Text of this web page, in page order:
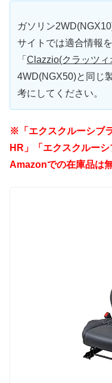
ガソリン
サイトでは適合情報
「 Clazzio(クラッツィ
4WD(NGX50)と同じ
考にしてください。
※「エクスクルーシブ
HR」「エクスクルー
Amazonでの在庫品は